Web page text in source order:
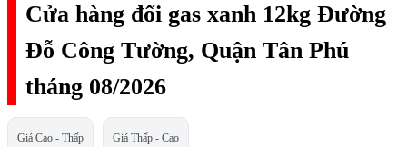
Cửa hàng đổi gas xanh 12kg Đường
Đỗ Công Tường, Quận Tân Phú
tháng 08/2026
Giá Cao - Thấp Giá Thấp - Cao